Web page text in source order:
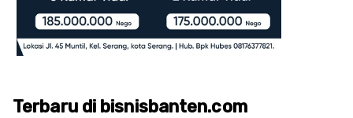
Terbaru di bisnisbanten.com